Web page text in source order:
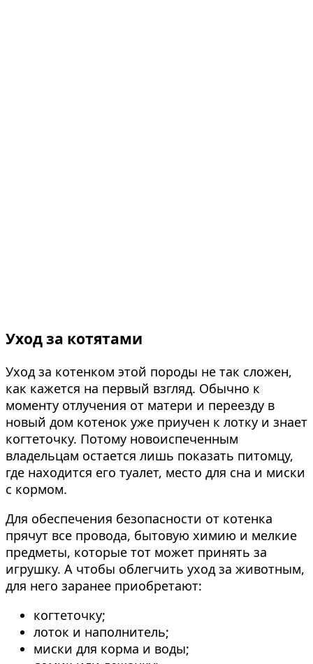
Уход за котятами
Уход за котенком этой породы не так сложен,
как кажется на первый взгляд. Обычно к
моменту отлучения от матери и переезду в
новый дом котенок уже приучен к лотку и знает
когтеточку. Потому новоиспеченным
владельцам остается лишь показать питомцу,
где находится его туалет, место для сна и миски
с кормом.
Для обеспечения безопасности от котенка
прячут все провода, бытовую химию и мелкие
предметы, которые тот может принять за
игрушку. А чтобы облегчить уход за животным,
для него заранее приобретают:
когтеточку;
лоток и наполнитель;
миски для корма и воды;